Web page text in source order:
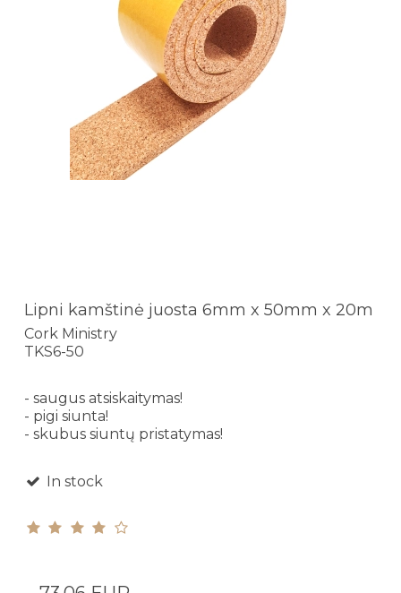
Lipni kamštinė juosta 6mm x 50mm x 20m
Cork Ministry
TKS6-50
- saugus atsiskaitymas!
- pigi siunta!
- skubus siuntų pristatymas!
In stock